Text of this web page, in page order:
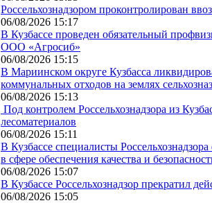
Россельхознадзором проконтролирован
06/08/2026 15:17
В Кузбассе проведен обязательный
ООО «Агросиб»
06/08/2026 15:15
В Мариинском округе Кузбасса
коммунальных отходов на землях
06/08/2026 15:13
Под контролем Россельхознадзора из
лесоматериалов
06/08/2026 15:11
В Кузбассе специалисты
в сфере обеспечения качества и
06/08/2026 15:07
В Кузбассе Россельхознадзор прекратил
06/08/2026 15:05